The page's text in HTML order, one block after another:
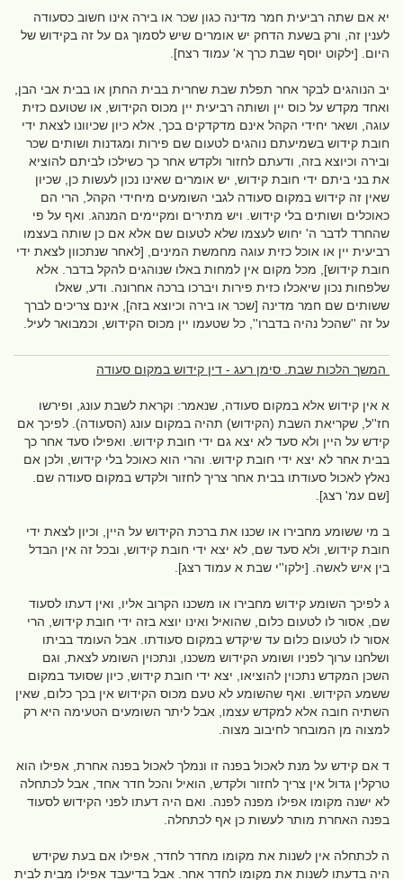
יא אם שתה רביעית חמר מדינה כגון שכר או בירה אינו חשוב כסעודה
לענין זה, ורק בשעת הדחק יש אומרים שיש לסמוך גם על זה בקידוש של
היום. [ילקוט יוסף שבת כרך א' עמוד רצח].
יב הנוהגים לבקר אחר תפלת שבת שחרית בבית החתן או בבית אבי הבן,
ואחד מקדש על כוס יין ושותה רביעית יין מכוס הקידוש, או שטועם כזית
עוגה, ושאר יחידי הקהל אינם מדקדקים בכך, אלא כיון שכיוונו לצאת ידי
חובת קידוש בשמיעתם נוהגים לטעום שם פירות ומגדנות ושותים שכר
ובירה וכיוצא בזה, ודעתם לחזור ולקדש אחר כך כשילכו לביתם להוציא
את בני ביתם ידי חובת קידוש, יש אומרים שאינו נכון לעשות כן, שכיון
שאין זה קידוש במקום סעודה לגבי השומעים מיחידי הקהל, הרי הם
כאוכלים ושותים בלי קידוש. ויש מתירים ומקיימים המנהג. ואף על פי
שהחרד לדבר ה' יחוש לעצמו שלא לטעום שם אלא אם כן שותה בעצמו
רביעית יין או אוכל כזית עוגה מחמשת המינים, [לאחר שנתכוון לצאת ידי
חובת קידוש], מכל מקום אין למחות באלו שנוהגים להקל בדבר. אלא
שלפחות נכון שיאכלו כזית פירות ויברכו ברכה אחרונה. ודע, שאלו
ששותים שם חמר מדינה [שכר או בירה וכיוצא בזה], אינם צריכים לברך
על זה ''שהכל נהיה בדברו'', כל שטעמו יין מכוס הקידוש, וכמבואר לעיל.
המשך הלכות שבת. סימן רעג - דין קידוש במקום סעודה
א אין קידוש אלא במקום סעודה, שנאמר: וקראת לשבת עונג, ופירשו
חז''ל, שקריאת השבת (הקידוש) תהיה במקום עונג (הסעודה). לפיכך אם
קידש על היין ולא סעד לא יצא גם ידי חובת קידוש. ואפילו סעד אחר כך
בבית אחר לא יצא ידי חובת קידוש. והרי הוא כאוכל בלי קידוש, ולכן אם
נאלץ לאכול סעודתו בבית אחר צריך לחזור ולקדש במקום סעודה שם.
[שם עמ' רצג].
ב מי ששומע מחבירו או שכנו את ברכת הקידוש על היין, וכיון לצאת ידי
חובת קידוש, ולא סעד שם, לא יצא ידי חובת קידוש, ובכל זה אין הבדל
בין איש לאשה. [ילקו''י שבת א עמוד רצג].
ג לפיכך השומע קידוש מחבירו או משכנו הקרוב אליו, ואין דעתו לסעוד
שם, אסור לו לטעום כלום, שהואיל ואינו יוצא בזה ידי חובת קידוש, הרי
אסור לו לטעום כלום עד שיקדש במקום סעודתו. אבל העומד בביתו
ושלחנו ערוך לפניו ושומע הקידוש משכנו, ונתכוין השומע לצאת, וגם
השכן המקדש נתכוין להוציאו, יצא ידי חובת קידוש, כיון שסועד במקום
ששמע הקידוש. ואף שהשומע לא טעם מכוס הקידוש אין בכך כלום, שאין
השתיה חובה אלא למקדש עצמו, אבל ליתר השומעים הטעימה היא רק
למצוה מן המובחר לחיבוב מצוה.
ד אם קידש על מנת לאכול בפנה זו ונמלך לאכול בפנה אחרת, אפילו הוא
טרקלין גדול אין צריך לחזור ולקדש, הואיל והכל חדר אחד, אבל לכתחלה
לא ישנה מקומו אפילו מפנה לפנה. ואם היה דעתו לפני הקידוש לסעוד
בפנה האחרת מותר לעשות כן אף לכתחלה.
ה לכתחלה אין לשנות את מקומו מחדר לחדר, אפילו אם בעת שקידש
היה בדעתו לשנות את מקומו לחדר אחר. אבל בדיעבד אפילו מבית לבית